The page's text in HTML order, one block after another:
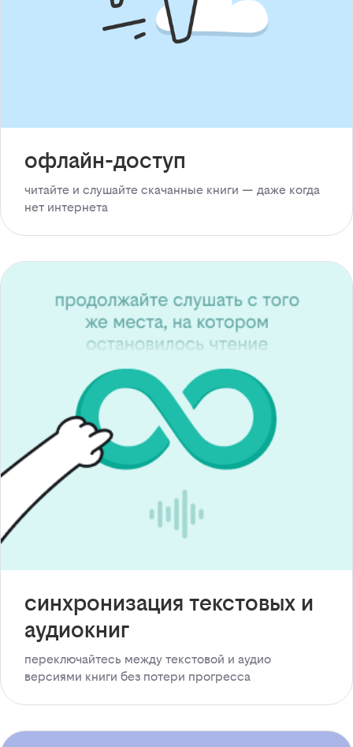
офлайн-доступ
читайте и слушайте скачанные книги — даже когда
нет интернета
синхронизация текстовых и
аудиокниг
переключайтесь между текстовой и аудио
версиями книги без потери прогресса